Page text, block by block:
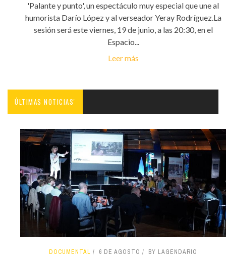
'Palante y punto', un espectáculo muy especial que une al
humorista Darío López y al verseador Yeray Rodríguez.La
sesión será este viernes, 19 de junio, a las 20:30, en el
Espacio...
Leer más
ÚLTIMAS NOTICIAS'
DOCUMENTAL 6 DE AGOSTO BY LAGENDARIO